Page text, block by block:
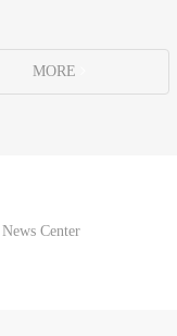
MORE
News Center